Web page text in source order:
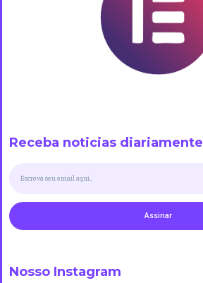
Receba noticias diariamente
Assinar
Nosso Instagram